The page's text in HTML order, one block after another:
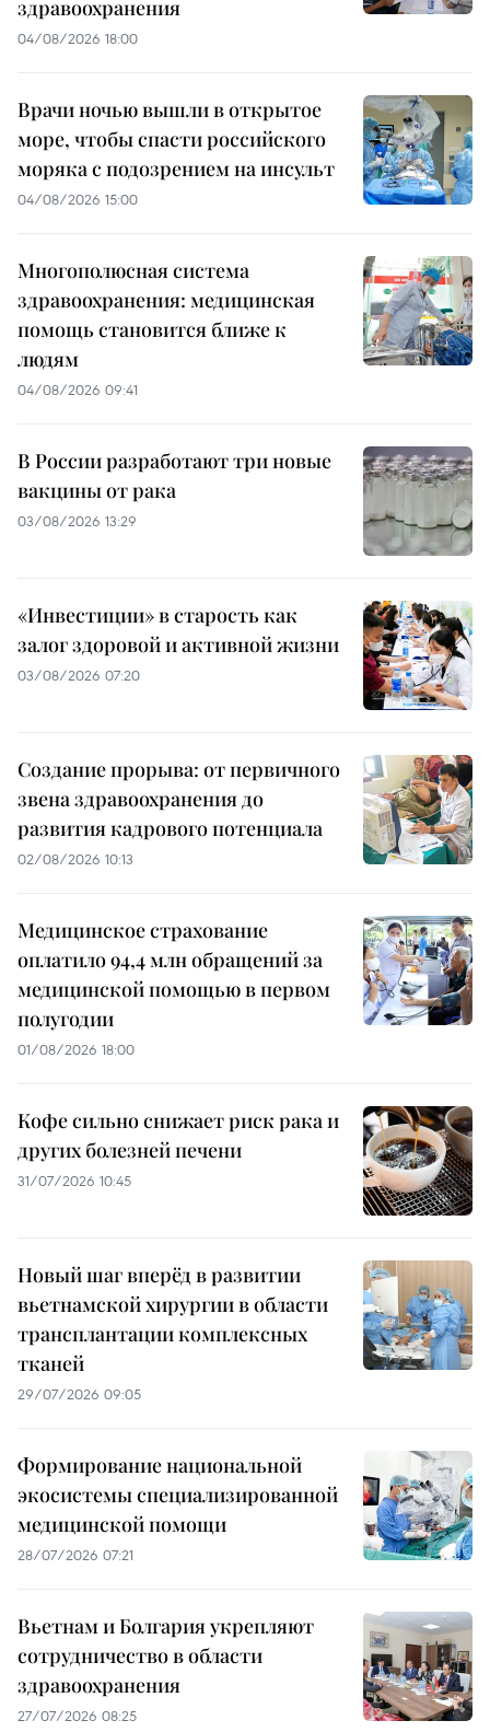
здравоохранения
04/08/2026 18:00
Врачи ночью вышли в открытое
море, чтобы спасти российского
моряка с подозрением на инсульт
04/08/2026 15:00
Многополюсная система
здравоохранения: медицинская
помощь становится ближе к
людям
04/08/2026 09:41
В России разработают три новые
вакцины от рака
03/08/2026 13:29
«Инвестиции» в старость как
залог здоровой и активной жизни
03/08/2026 07:20
Создание прорыва: от первичного
звена здравоохранения до
развития кадрового потенциала
02/08/2026 10:13
Медицинское страхование
оплатило 94,4 млн обращений за
медицинской помощью в первом
полугодии
01/08/2026 18:00
Кофе сильно снижает риск рака и
других болезней печени
31/07/2026 10:45
Новый шаг вперёд в развитии
вьетнамской хирургии в области
трансплантации комплексных
тканей
29/07/2026 09:05
Формирование национальной
экосистемы специализированной
медицинской помощи
28/07/2026 07:21
Вьетнам и Болгария укрепляют
сотрудничество в области
здравоохранения
27/07/2026 08:25